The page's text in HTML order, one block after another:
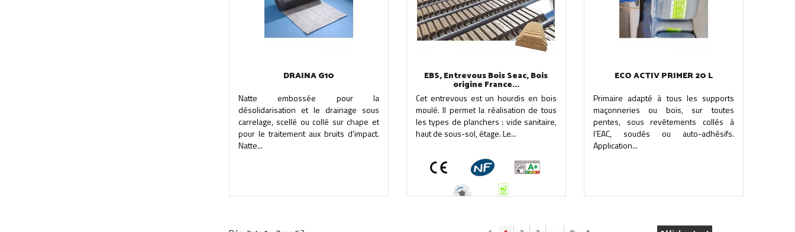
DRAINA G10
Natte embossée pour la
désolidarisation et le drainage sous
carrelage, scellé ou collé sur chape et
pour le traitement aux bruits d’impact.
Natte...
EBS, Entrevous Bois Seac, Bois
origine France...
Cet entrevous est un hourdis en bois
moulé. Il permet la réalisation de tous
les types de planchers : vide sanitaire,
haut de sous-sol, étage. Le...
ECO ACTIV PRIMER 20 L
Primaire adapté à tous les supports
maçonneries ou bois, sur toutes
pentes, sous revêtements collés à
l’EAC, soudés ou auto-adhésifs.
Application...